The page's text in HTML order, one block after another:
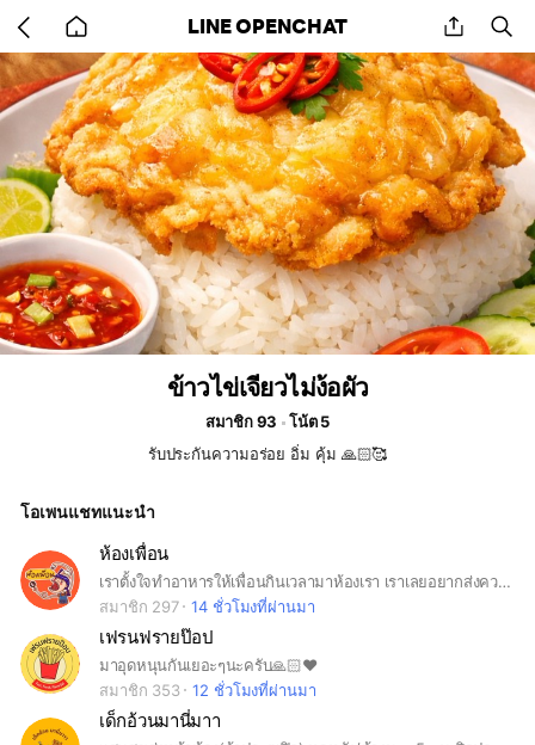
back
to
home
LINE OPENCHAT share
ข้าวไข่เจียวไม่ง้อผัว
สมาชิก 93
โน้ต 5
รับประกันความอร่อย อิ่ม คุ้ม 🙏🏻🥰
โอเพนแชทแนะนำ
ห้องเพื่อน
เราตั้งใจทำอาหารให้เพื่อนกินเวลามาห้องเรา เราเลยอยากส่งความใส่ใจให้กับคุณลูกค้าที่น่ารักของเรา หวังว่าคุณลูกค้าเพื่อนๆของเราจะกินอิ่มนอนหลับกันนะคะ^^
สมาชิก 297
14 ชั่วโมงที่ผ่านมา
เฟรนฟรายป๊อป
มาอุดหนุนกันเยอะๆนะครับ🙏🏻❤️
สมาชิก 353
12 ชั่วโมงที่ผ่านมา
เด็กอ้วนมานี่มาา